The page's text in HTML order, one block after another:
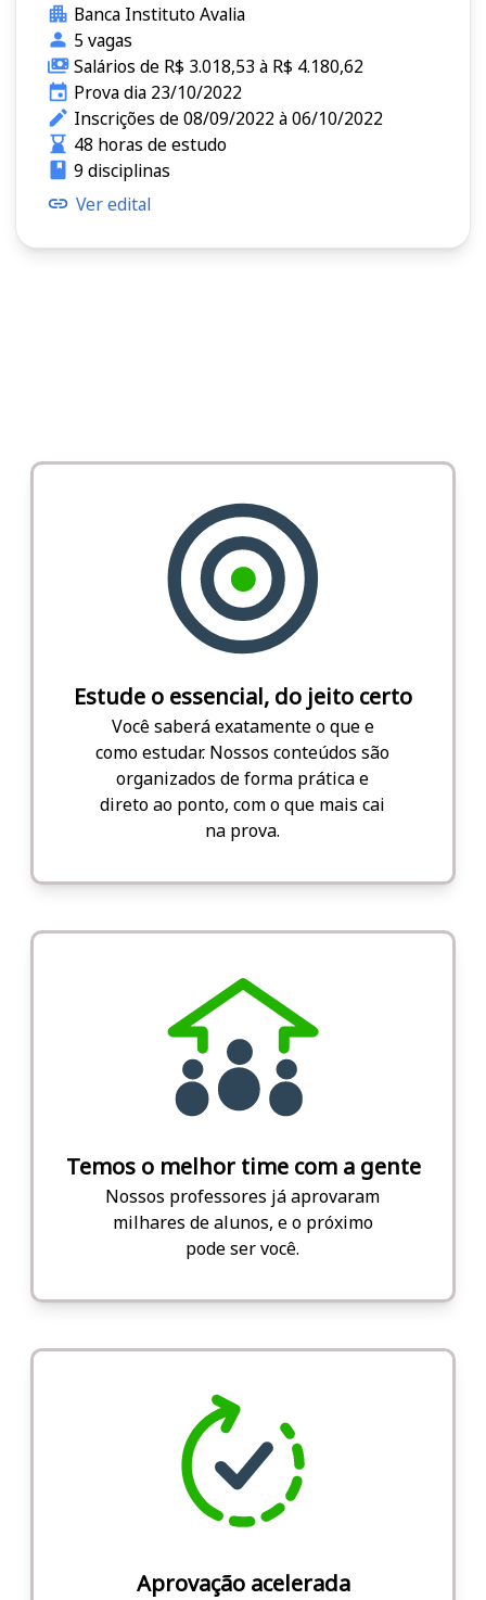
Banca Instituto Avalia
5 vagas
Salários de R$ 3.018,53 à R$ 4.180,62
Prova dia 23/10/2022
Inscrições de 08/09/2022 à 06/10/2022
48 horas de estudo
9 disciplinas
Ver edital
Estude o essencial, do jeito certo
Você saberá exatamente o que e
como estudar. Nossos conteúdos são
organizados de forma prática e
direto ao ponto, com o que mais cai
na prova.
Temos o melhor time com a gente
Nossos professores já aprovaram
milhares de alunos, e o próximo
pode ser você.
Aprovação acelerada